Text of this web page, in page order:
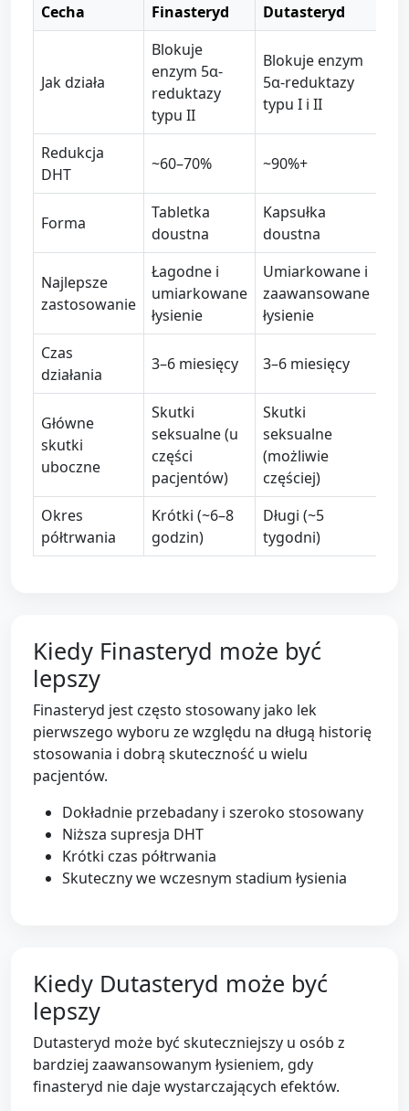
Cecha Finasteryd Dutasteryd
Jak działa
Blokuje
enzym 5α-
reduktazy
typu II
Blokuje enzym
5α-reduktazy
typu I i II
Redukcja
DHT
~60–70% ~90%+
Forma
Tabletka
doustna
Kapsułka
doustna
Najlepsze
zastosowanie
Łagodne i
umiarkowane
łysienie
Umiarkowane i
zaawansowane
łysienie
Czas
działania
3–6 miesięcy 3–6 miesięcy
Główne
skutki
uboczne
Skutki
seksualne (u
części
pacjentów)
Skutki
seksualne
(możliwie
częściej)
Okres
półtrwania
Krótki (~6–8
godzin)
Długi (~5
tygodni)
Kiedy Finasteryd może być
lepszy
Finasteryd jest często stosowany jako lek
pierwszego wyboru ze względu na długą historię
stosowania i dobrą skuteczność u wielu
pacjentów.
Dokładnie przebadany i szeroko stosowany
Niższa supresja DHT
Krótki czas półtrwania
Skuteczny we wczesnym stadium łysienia
Kiedy Dutasteryd może być
lepszy
Dutasteryd może być skuteczniejszy u osób z
bardziej zaawansowanym łysieniem, gdy
finasteryd nie daje wystarczających efektów.